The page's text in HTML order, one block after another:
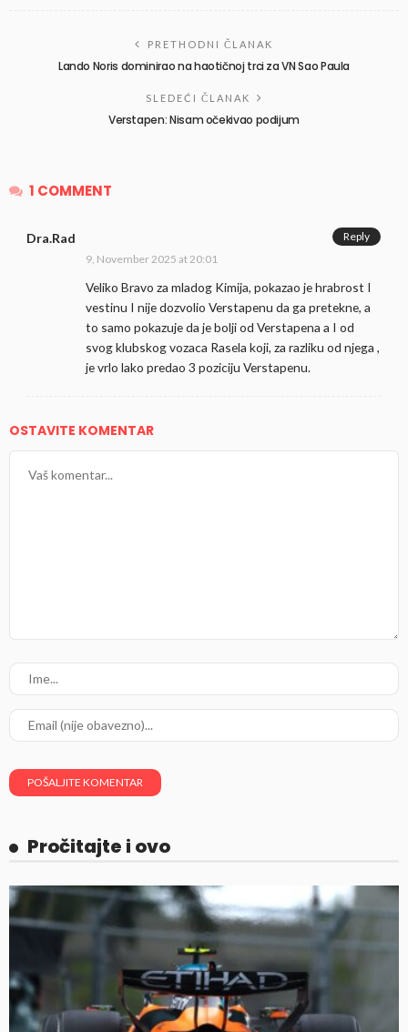
PRETHODNI ČLANAK
Lando Noris dominirao na haotičnoj trci za VN Sao Paula
SLEDEĆI ČLANAK
Verstapen: Nisam očekivao podijum
1 COMMENT
Dra.Rad
9, November 2025 at 20:01
Veliko Bravo za mladog Kimija, pokazao je hrabrost I
vestinu I nije dozvolio Verstapenu da ga pretekne, a
to samo pokazuje da je bolji od Verstapena a I od
svog klubskog vozaca Rasela koji, za razliku od njega ,
je vrlo lako predao 3 poziciju Verstapenu.
Reply
OSTAVITE KOMENTAR
Pročitajte i ovo